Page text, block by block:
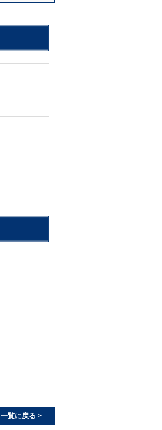
一覧に戻る >